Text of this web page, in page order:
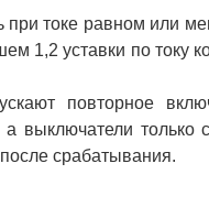
токе равном или
1,2 уставки по току
повторное
выключатели только
срабатывания.